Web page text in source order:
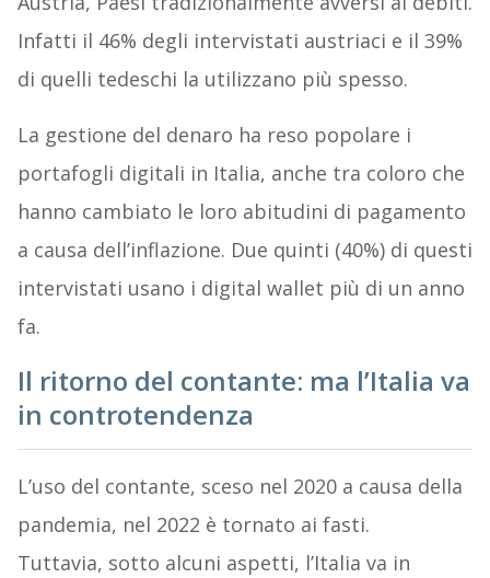
Infatti il 46% degli intervistati austriaci e il 39%
di quelli tedeschi la utilizzano più spesso.
La gestione del denaro ha reso popolare i
portafogli digitali in Italia, anche tra coloro che
hanno cambiato le loro abitudini di pagamento
a causa dell’inflazione. Due quinti (40%) di questi
intervistati usano i digital wallet più di un anno
fa.
Il ritorno del contante: ma l’Italia va
in controtendenza
L’uso del contante, sceso nel 2020 a causa della
pandemia, nel 2022 è tornato ai fasti.
Tuttavia, sotto alcuni aspetti, l’Italia va in